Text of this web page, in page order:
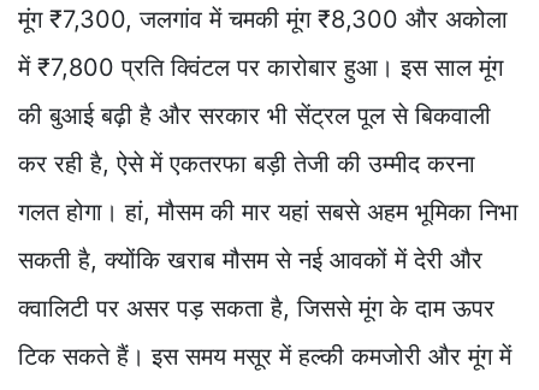
मूंग ₹7,300, जलगांव में चमकी मूंग ₹8,300 और अकोला
में ₹7,800 प्रति क्विंटल पर कारोबार हुआ। इस साल मूंग
की बुआई बढ़ी है और सरकार भी सेंट्रल पूल से बिकवाली
कर रही है, ऐसे में एकतरफा बड़ी तेजी की उम्मीद करना
गलत होगा। हां, मौसम की मार यहां सबसे अहम भूमिका निभा
सकती है, क्योंकि खराब मौसम से नई आवकों में देरी और
क्वालिटी पर असर पड़ सकता है, जिससे मूंग के दाम ऊपर
टिक सकते हैं। इस समय मसूर में हल्की कमजोरी और मूंग में